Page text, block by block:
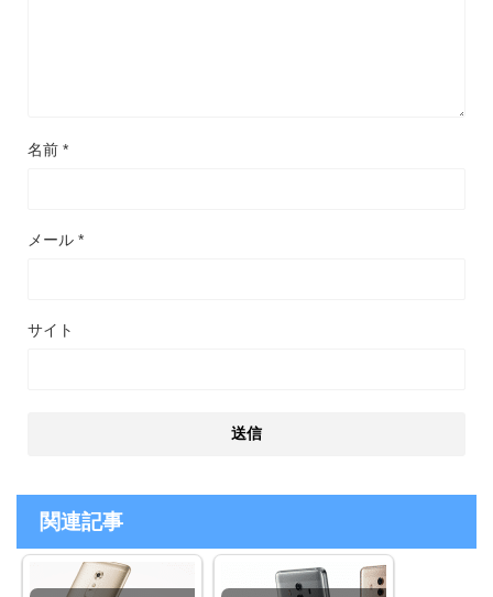
名前 *
メール *
サイト
関連記事